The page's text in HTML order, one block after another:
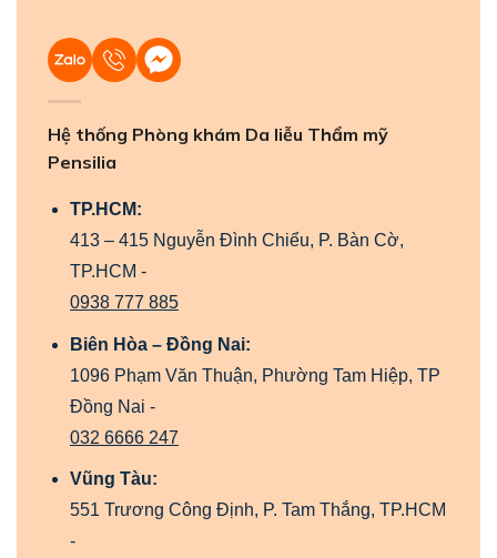
Hệ thống Phòng khám Da liễu Thẩm mỹ
Pensilia
TP.HCM:
413 – 415 Nguyễn Đình Chiểu, P. Bàn Cờ,
TP.HCM -
0938 777 885
Biên Hòa – Đồng Nai:
1096 Phạm Văn Thuận, Phường Tam Hiệp, TP
Đồng Nai -
032 6666 247
Vũng Tàu:
551 Trương Công Định, P. Tam Thắng, TP.HCM
-